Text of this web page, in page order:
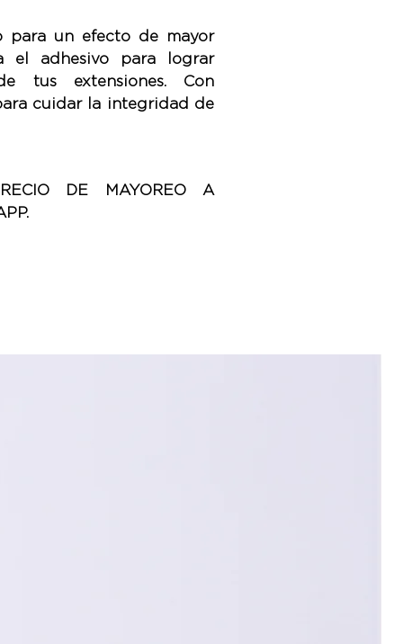
para un efecto de mayor
el adhesivo para lograr
tus extensiones. Con
cuidar la integridad de
DE MAYOREO A